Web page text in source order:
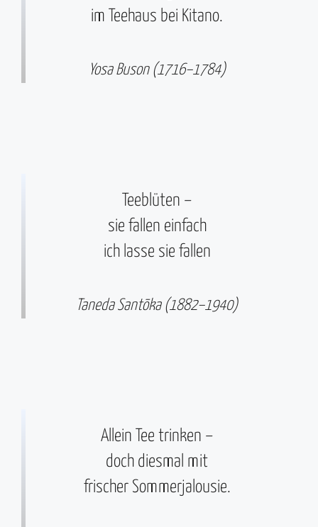
im Teehaus bei Kitano.
Yosa Buson (1716–1784)
Teeblüten –
sie fallen einfach
ich lasse sie fallen
Taneda Santōka (1882–1940)
Allein Tee trinken –
doch diesmal mit
frischer Sommerjalousie.